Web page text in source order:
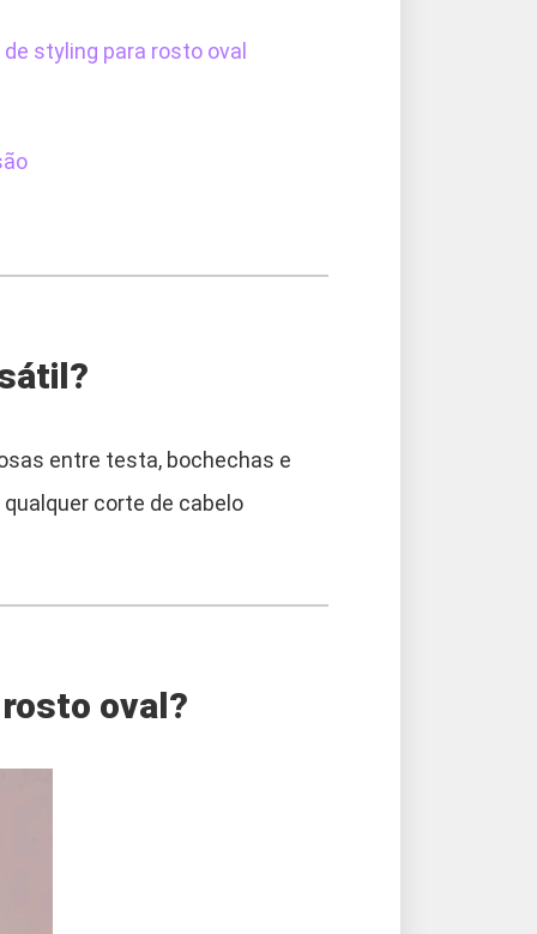
styling para rosto oval
entre testa, bochechas e
corte de cabelo
oval?